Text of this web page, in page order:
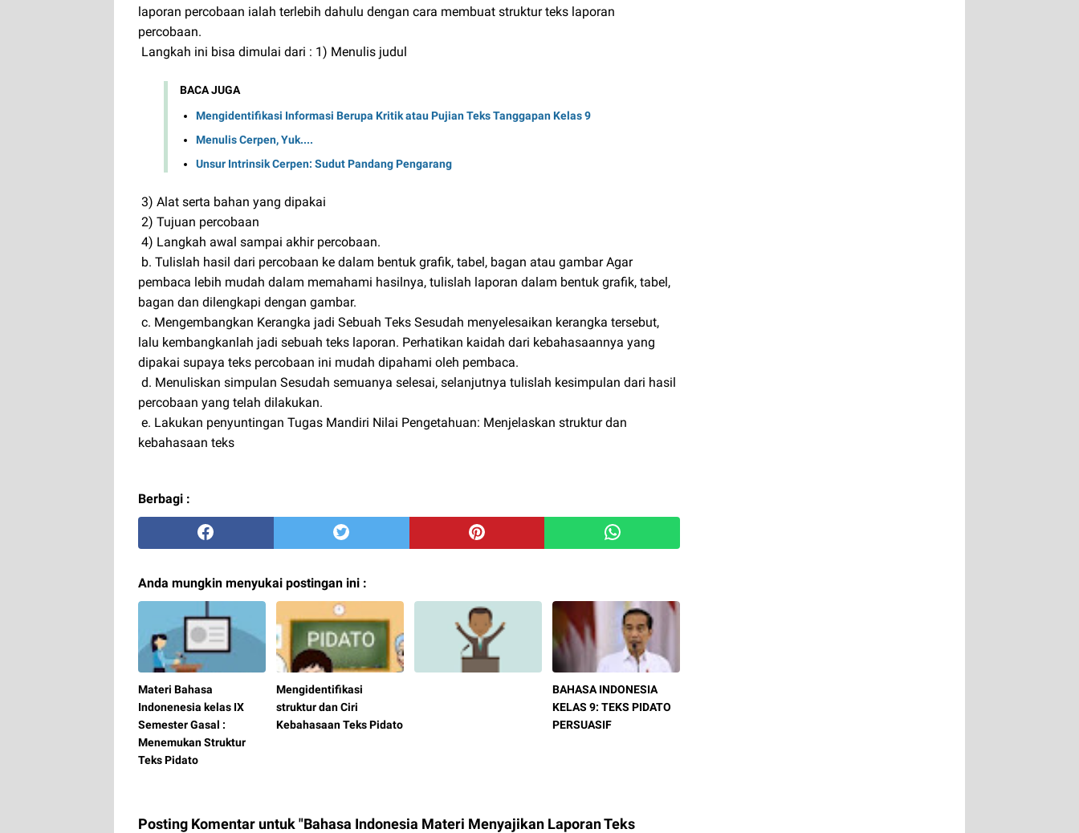
laporan percobaan ialah terlebih dahulu dengan cara membuat struktur teks laporan
percobaan.
Langkah ini bisa dimulai dari : 1) Menulis judul
BACA JUGA
Mengidentifikasi Informasi Berupa Kritik atau Pujian Teks Tanggapan Kelas 9
Menulis Cerpen, Yuk....
Unsur Intrinsik Cerpen: Sudut Pandang Pengarang
3) Alat serta bahan yang dipakai
2) Tujuan percobaan
4) Langkah awal sampai akhir percobaan.
b. Tulislah hasil dari percobaan ke dalam bentuk grafik, tabel, bagan atau gambar Agar
pembaca lebih mudah dalam memahami hasilnya, tulislah laporan dalam bentuk grafik, tabel,
bagan dan dilengkapi dengan gambar.
c. Mengembangkan Kerangka jadi Sebuah Teks Sesudah menyelesaikan kerangka tersebut,
lalu kembangkanlah jadi sebuah teks laporan. Perhatikan kaidah dari kebahasaannya yang
dipakai supaya teks percobaan ini mudah dipahami oleh pembaca.
d. Menuliskan simpulan Sesudah semuanya selesai, selanjutnya tulislah kesimpulan dari hasil
percobaan yang telah dilakukan.
e. Lakukan penyuntingan Tugas Mandiri Nilai Pengetahuan: Menjelaskan struktur dan
kebahasaan teks
Berbagi :
Anda mungkin menyukai postingan ini :
Materi Bahasa
Indonenesia kelas IX
Semester Gasal :
Menemukan Struktur
Teks Pidato
Mengidentifikasi
struktur dan Ciri
Kebahasaan Teks Pidato
BAHASA INDONESIA
KELAS 9: TEKS PIDATO
PERSUASIF
Posting Komentar untuk "Bahasa Indonesia Materi Menyajikan Laporan Teks